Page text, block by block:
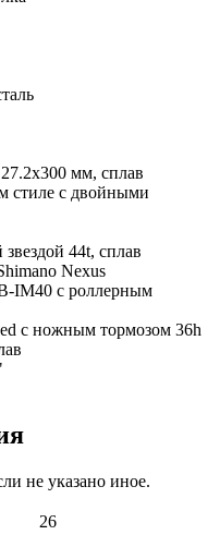
мм, сплав
стиле с двойными
44t, сплав
Nexus
IM40 с роллерным
с ножным тормозом 36h
не указано иное.
26